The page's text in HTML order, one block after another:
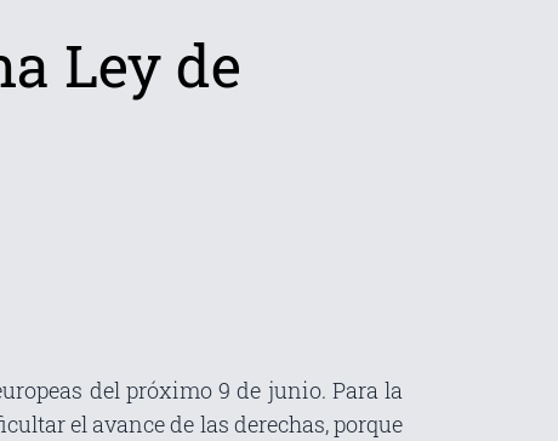
Ley de
del próximo9 de junio. Para la
el avance de las derechas, porque